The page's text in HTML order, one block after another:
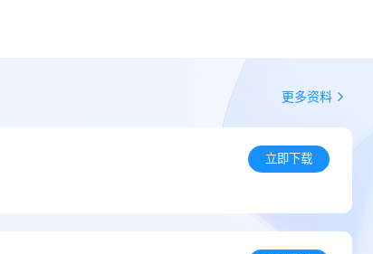
更多资料
立即下载